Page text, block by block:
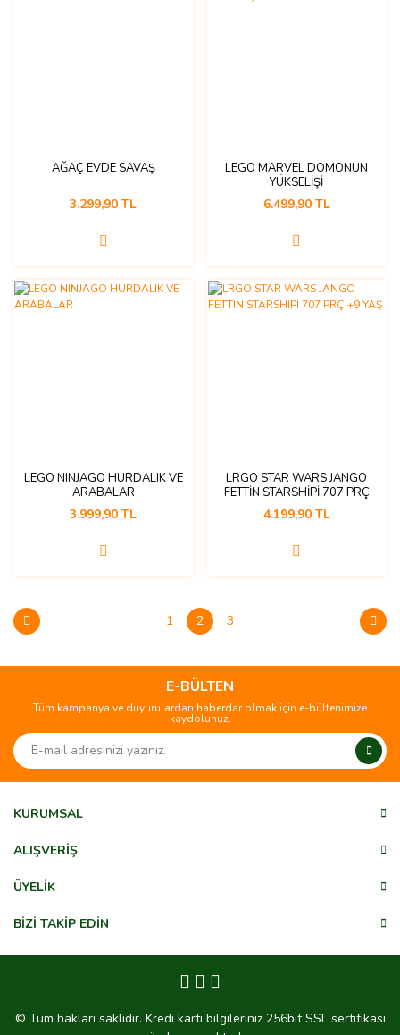
AĞAÇ EVDE SAVAŞ
3.299,90 TL
LEGO MARVEL DOMONUN
YÜKSELİŞİ
6.499,90 TL
LEGO NINJAGO HURDALIK VE
ARABALAR
3.999,90 TL
LRGO STAR WARS JANGO
FETTİN STARSHİPİ 707 PRÇ
+9 YAŞ
4.199,90 TL
1 2 3
E-BÜLTEN
Tüm kampanya ve duyurulardan haberdar olmak için e-bültenimize
kaydolunuz.
KURUMSAL
ALIŞVERİŞ
ÜYELİK
BİZİ TAKİP EDİN
© Tüm hakları saklıdır. Kredi kartı bilgileriniz 256bit SSL sertifikası